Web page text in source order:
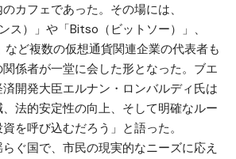
カフェであった。その場には、
ス）」や「Bitso（ビットソー）」、
など複数の仮想通貨関連企業の代表者も
係者が一堂に会した形となった。ブエ
開発大臣エルナン・ロンバルディ氏は
、法的安定性の向上、そして明確なルー
を呼び込むだろう」と語った。
ぐ国で、市民の現実的なニーズに応え